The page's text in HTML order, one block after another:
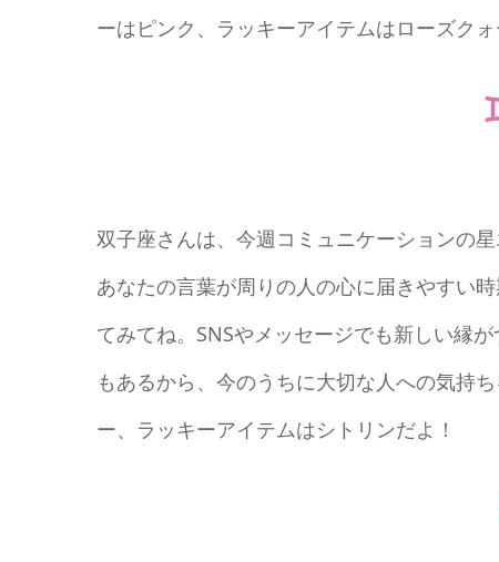
ーはピンク、ラッキーアイテムはローズクォ
双子座さんは、今週コミュニケーションの
あなたの言葉が周りの人の心に届きやすい
てみてね。SNSやメッセージでも新しい縁
もあるから、今のうちに大切な人への気持
ー、ラッキーアイテムはシトリンだよ！